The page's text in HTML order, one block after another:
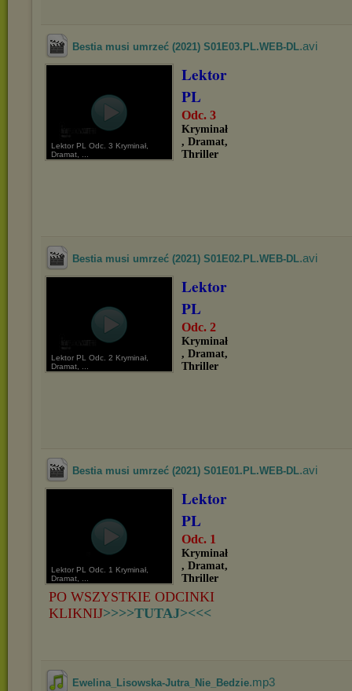
Bestia musi umrzeć (2021) S01E03.PL.WEB-DL.avi
Lektor PL Odc. 3 Kryminał,
Dramat, ...
Lektor
PL
Odc. 3
Kryminał
, Dramat,
Thriller
Bestia musi umrzeć (2021) S01E02.PL.WEB-DL.avi
Lektor PL Odc. 2 Kryminał,
Dramat, ...
Lektor
PL
Odc. 2
Kryminał
, Dramat,
Thriller
Bestia musi umrzeć (2021) S01E01.PL.WEB-DL.avi
Lektor PL Odc. 1 Kryminał,
Dramat, ...
Lektor
PL
Odc. 1
Kryminał
, Dramat,
Thriller
PO WSZYSTKIE ODCINKI
KLIKNIJ>>>>TUTAJ><<<
Ewelina_Lisowska-Jutra_Nie_Bedzie.mp3